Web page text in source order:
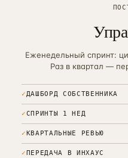
Еженедельный спринт:
Раз в квартал —
✓ДАШБОРД СОБСТВЕННИКА
✓СПРИНТЫ 1 НЕД
✓КВАРТАЛЬНЫЕ РЕВЬЮ
✓ПЕРЕДАЧА В ИНХАУС